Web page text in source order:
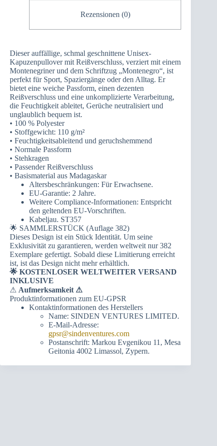
Rezensionen (0)
Dieser auffällige, schmal geschnittene Unisex-
Kapuzenpullover mit Reißverschluss, verziert mit einem
Montenegriner und dem Schriftzug „Montenegro“, ist
perfekt für Sport, Spaziergänge oder den Alltag. Er
bietet eine weiche Passform, einen dezenten
Reißverschluss und eine unkomplizierte Verarbeitung,
die Feuchtigkeit ableitet, Gerüche neutralisiert und
unglaublich bequem ist.
• 100 % Polyester
• Stoffgewicht: 110 g/m²
• Feuchtigkeitsableitend und geruchshemmend
• Normale Passform
• Stehkragen
• Passender Reißverschluss
• Basismaterial aus Madagaskar
Altersbeschränkungen: Für Erwachsene.
EU-Garantie: 2 Jahre.
Weitere Compliance-Informationen: Entspricht
den geltenden EU-Vorschriften.
Kabeljau. ST357
🌟 SAMMLERSTÜCK (Auflage 382)
Dieses Design ist ein Stück Identität. Um seine
Exklusivität zu garantieren, werden weltweit nur 382
Exemplare gefertigt. Sobald diese Limitierung erreicht
ist, ist das Design nicht mehr erhältlich.
🌟 KOSTENLOSER WELTWEITER VERSAND
INKLUSIVE
⚠ Aufmerksamkeit ⚠
Produktinformationen zum EU-GPSR
Kontaktinformationen des Herstellers
Name: SINDEN VENTURES LIMITED.
E-Mail-Adresse:
gpsr@sindenventures.com
Postanschrift: Markou Evgenikou 11, Mesa
Geitonia 4002 Limassol, Zypern.